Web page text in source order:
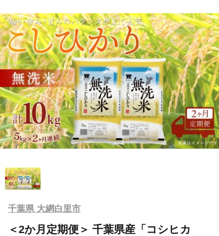
千葉県 大網白里市
＜2か月定期便＞ 千葉県産「コシヒカ